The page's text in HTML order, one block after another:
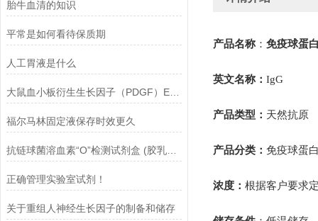
胎牛血清的知识
平常是如何看待保质期
人工胃液是什么
大鼠血小板衍生生长因子（PDGF）ELISA试剂盒有什么优点？
福尔马林固定液保存时效更久
抗链球菌溶血素“O”检测试剂盒 (胶乳凝集法)的主要组成
正确管理实验室试剂！
关于重组人神经生长因子的制备和储存
产品名称： 免疫球蛋
英文名称： IgG
产品类型： 天然抗原
产品分类 ： 免疫球蛋
浓度 ： 根据客户要求